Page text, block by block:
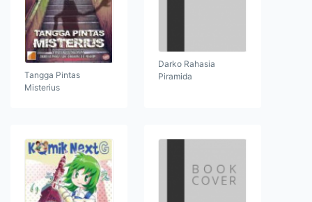
Tangga Pintas
Misterius
Darko Rahasia
Piramida